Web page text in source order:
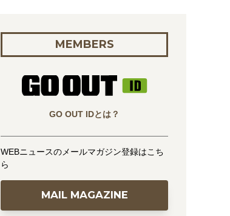
MEMBERS
GO OUT IDとは？
WEBニュースのメールマガジン登録はこち
ら
MAIL MAGAZINE